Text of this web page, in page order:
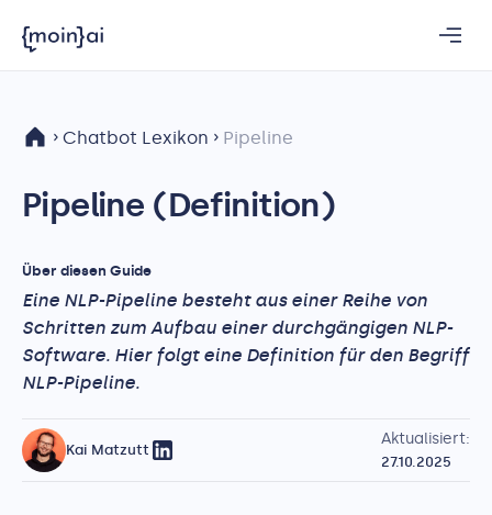
Chatbot Lexikon Pipeline
Pipeline (Definition)
Über diesen Guide
Eine NLP-Pipeline besteht aus einer Reihe von
Schritten zum Aufbau einer durchgängigen NLP-
Software. Hier folgt eine Definition für den Begriff
NLP-Pipeline.
Kai Matzutt
Aktualisiert:
27.10.2025